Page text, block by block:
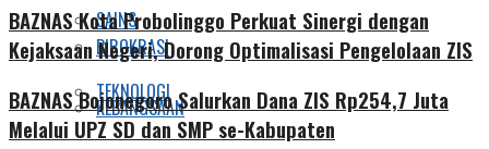
BIROKRASI
KEBANGSAAN
SAINS
TEKNOLOGI
BAZNAS Kota Probolinggo Perkuat Sinergi dengan
Kejaksaan Negeri, Dorong Optimalisasi Pengelolaan ZIS
BAZNAS Bojonegoro Salurkan Dana ZIS Rp254,7 Juta
Melalui UPZ SD dan SMP se-Kabupaten